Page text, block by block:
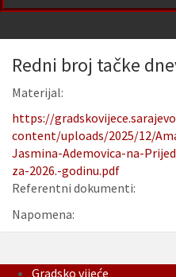
Redni broj tačke
Materijal:
https://
content/uploads/2025/12/
Jasmina-Ademovica-na-
za-2026.-godinu.pdf
Referentni dokumenti:
Napomena:
Gradsko vijeće